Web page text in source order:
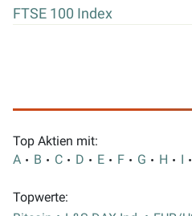
FTSE 100 Index
Top Aktien mit:
A
B C D E F G H I
Topwerte: